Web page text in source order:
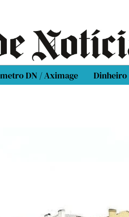
DN / Aximage Dinheiro